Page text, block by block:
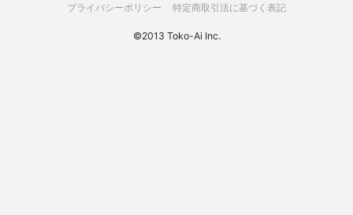
プライバシーポリシー
特定商取引法に基づく表記
©2013 Toko-Ai Inc.